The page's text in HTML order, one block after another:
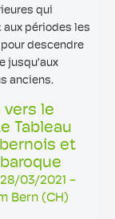
qui
périodes les
descendre
jusqu’aux
anciens.
vers le
Tableau
et
03/2021 -
Bern (CH)